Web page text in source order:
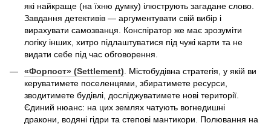
які найкраще (на їхню думку) ілюструють загадане слово.
Завдання детективів — аргументувати свій вибір і
вирахувати самозванця. Конспіратор же має зрозуміти
логіку інших, хитро підлаштуватися під чужі карти та не
видати себе під час обговорення.
«Форпост» (Settlement) . Містобудівна стратегія, у якій ви
керуватимете поселенцями, збиратимете ресурси,
зводитимете будівлі, досліджуватимете нові території.
Єдиний нюанс: на цих землях чатують вогнедишні
дракони, водяні гідри та степові мантикори. Полювання на